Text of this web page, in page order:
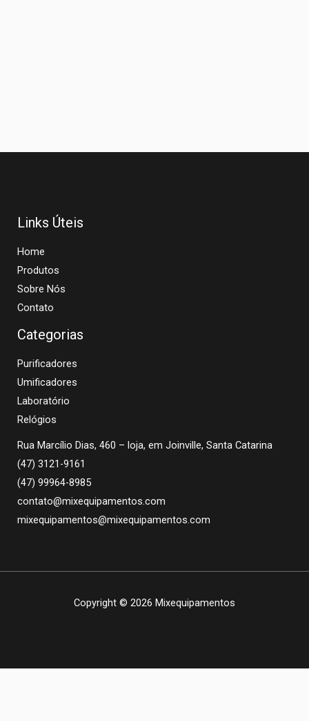
Links Úteis
Home
Produtos
Sobre Nós
Contato
Categorias
Purificadores
Umificadores
Laboratório
Relógios
Rua Marcílio Dias, 460 – loja, em Joinville, Santa Catarina
(47) 3121-9161
(47) 99964-8985
contato@mixequipamentos.com
mixequipamentos@mixequipamentos.com
Copyright © 2026 Mixequipamentos